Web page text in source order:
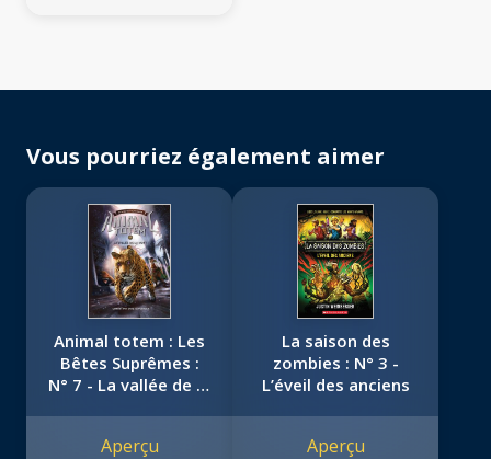
Vous pourriez également aimer
Animal totem : Les
Bêtes Suprêmes :
N° 7 - La vallée de la
Aperçu
La saison des
zombies : N° 3 -
L’éveil des anciens
Aperçu